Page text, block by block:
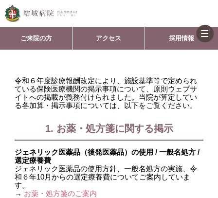
ご来院の方 アクセス 採用情報
令和６年度診療報酬改定により、施設基準等で定められ
ている保険医療機関の掲示事項について、原則ウェブサ
イトへの掲載が義務付けられました。当院が算定してい
る各加算・掲示事項については、以下をご覧ください。
1. お薬・処方箋に関する掲示
ジェネリック医薬品（後発医薬品）の使用 / 一般名処方 /
選定療養費
ジェネリック医薬品の使用方針、一般名処方の実施、令
和６年10月からの選定療養費についてご案内していま
す。
→ お薬・処方箋のご案内